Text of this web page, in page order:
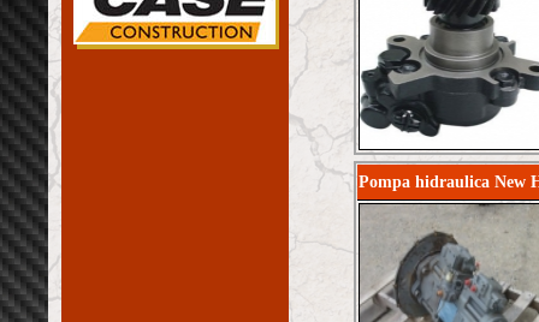
Pompa hidraulica New